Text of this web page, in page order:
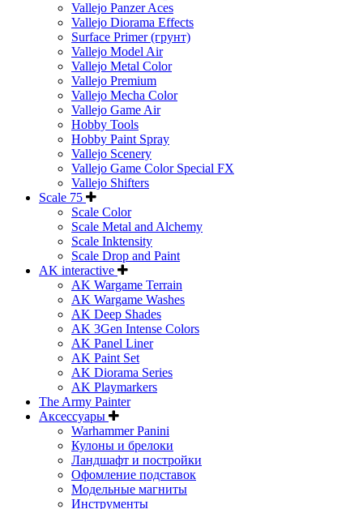
Vallejo Panzer Aces
Vallejo Diorama Effects
Surface Primer (грунт)
Vallejo Model Air
Vallejo Metal Color
Vallejo Premium
Vallejo Mecha Color
Vallejo Game Air
Hobby Tools
Hobby Paint Spray
Vallejo Scenery
Vallejo Game Color Special FX
Vallejo Shifters
Scale 75
Scale Color
Scale Metal and Alchemy
Scale Inktensity
Scale Drop and Paint
AK interactive
AK Wargame Terrain
AK Wargame Washes
AK Deep Shades
AK 3Gen Intense Colors
AK Panel Liner
AK Paint Set
AK Diorama Series
AK Playmarkers
The Army Painter
Аксессуары
Warhammer Panini
Кулоны и брелоки
Ландшафт и постройки
Офомление подставок
Модельные магниты
Инструменты